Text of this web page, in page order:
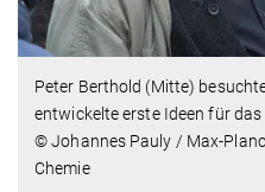
Peter Berthold (Mitte)
entwickelte erste Ideen für das
© Johannes Pauly / Max-
Chemie